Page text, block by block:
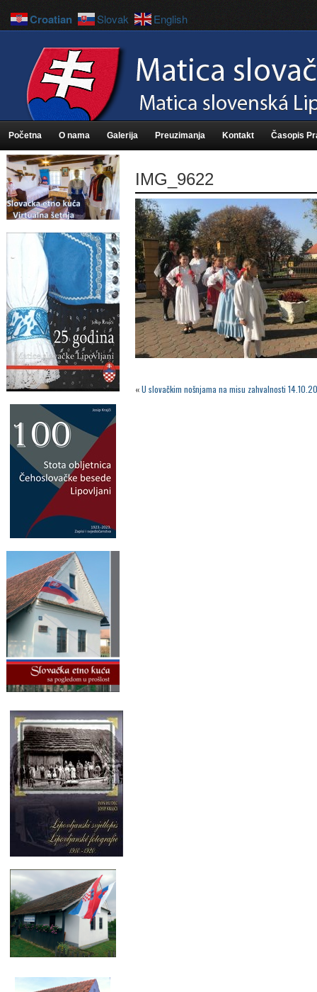
Početna O nama Galerija Preuzimanja Kontakt Časopis
IMG_9622
«U slovačkim nošnjama na misu zahvalnosti
Croatian Slovak English